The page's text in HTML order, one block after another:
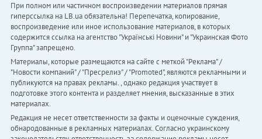
При полном или частичном воспроизведении материалов прямая
гиперссылка на LB.ua обязательна! Перепечатка, копирование,
воспроизведение или иное использование материалов, в которых
содержится ссылка на агентство "Українськi Новини" и "Украинская Фото
Группа" запрещено.
Материалы, которые размещаются на сайте с меткой "Реклама" /
"Новости компаний" / "Пресрелиз" / "Promoted", являются рекламными и
публикуются на правах рекламы. , однако редакция участвует в
подготовке этого контента и разделяет мнения, высказанные в этих
материалах.
Редакция не несет ответственности за факты и оценочные суждения,
обнародованные в рекламных материалах. Согласно украинскому